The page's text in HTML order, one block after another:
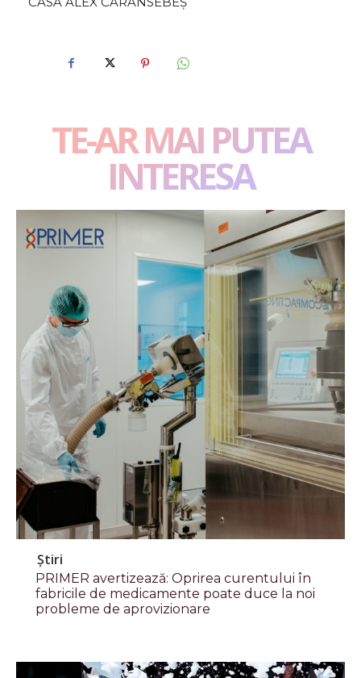
TE-AR MAI PUTEA
INTERESA
Știri
PRIMER avertizează: Oprirea curentului în
fabricile de medicamente poate duce la noi
probleme de aprovizionare